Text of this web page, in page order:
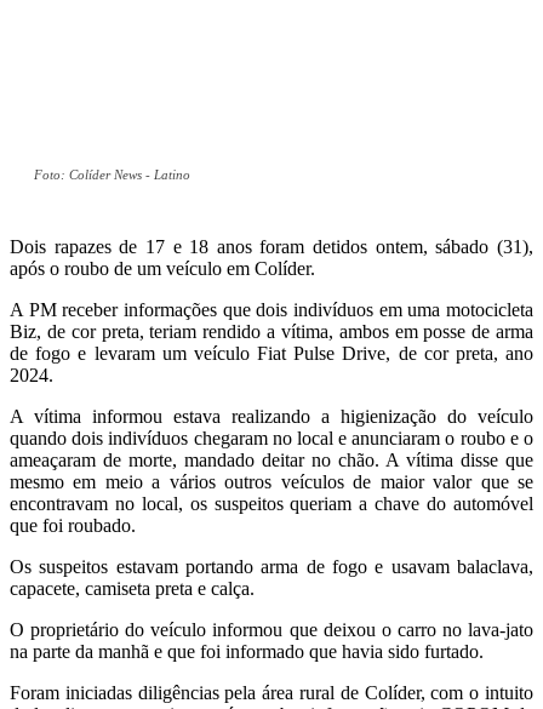
Foto: Colíder News - Latino
Dois rapazes de 17 e 18 anos foram detidos ontem, sábado (31),
após o roubo de um veículo em Colíder.
A PM receber informações que dois indivíduos em uma motocicleta
Biz, de cor preta, teriam rendido a vítima, ambos em posse de arma
de fogo e levaram um veículo Fiat Pulse Drive, de cor preta, ano
2024.
A vítima informou estava realizando a higienização do veículo
quando dois indivíduos chegaram no local e anunciaram o roubo e o
ameaçaram de morte, mandado deitar no chão. A vítima disse que
mesmo em meio a vários outros veículos de maior valor que se
encontravam no local, os suspeitos queriam a chave do automóvel
que foi roubado.
Os suspeitos estavam portando arma de fogo e usavam balaclava,
capacete, camiseta preta e calça.
O proprietário do veículo informou que deixou o carro no lava-jato
na parte da manhã e que foi informado que havia sido furtado.
Foram iniciadas diligências pela área rural de Colíder, com o intuito